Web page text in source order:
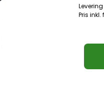
Pris inkl.